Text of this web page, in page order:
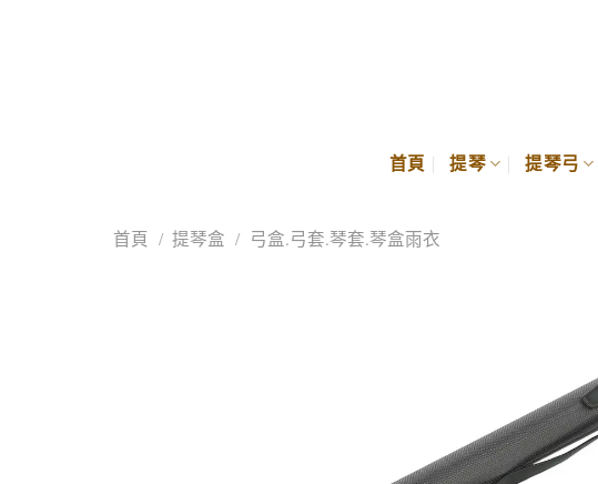
首頁 提琴 提琴弓
首頁 / 提琴盒 / 弓盒.弓套.琴套.琴盒雨衣